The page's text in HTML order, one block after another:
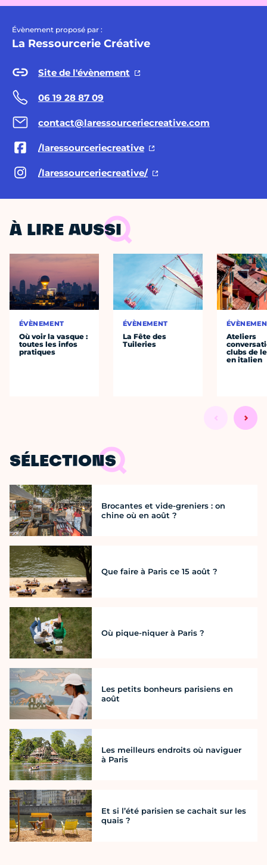
Évènement proposé par :
La Ressourcerie Créative
Site de l'évènement
06 19 28 87 09
contact@laressourceriecreative.com
/laressourceriecreative
/laressourceriecreative/
À LIRE AUSSI
ÉVÈNEMENT
Où voir la vasque :
toutes les infos
pratiques
ÉVÈNEMENT
La Fête des
Tuileries
Ateliers
clubs de
en italien
SÉLECTIONS
Brocantes et vide-greniers : on
chine où en août ?
Que faire à Paris ce 15 août ?
Où pique-niquer à Paris ?
Les petits bonheurs parisiens en
août
Les meilleurs endroits où naviguer
à Paris
Et si l’été parisien se cachait sur les
quais ?